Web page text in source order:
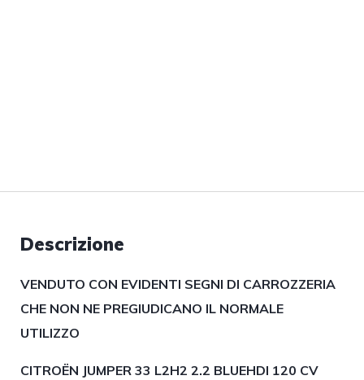
Descrizione
VENDUTO CON EVIDENTI SEGNI DI CARROZZERIA
CHE NON NE PREGIUDICANO IL NORMALE
UTILIZZO
CITROËN JUMPER 33 L2H2 2.2 BLUEHDI 120 CV